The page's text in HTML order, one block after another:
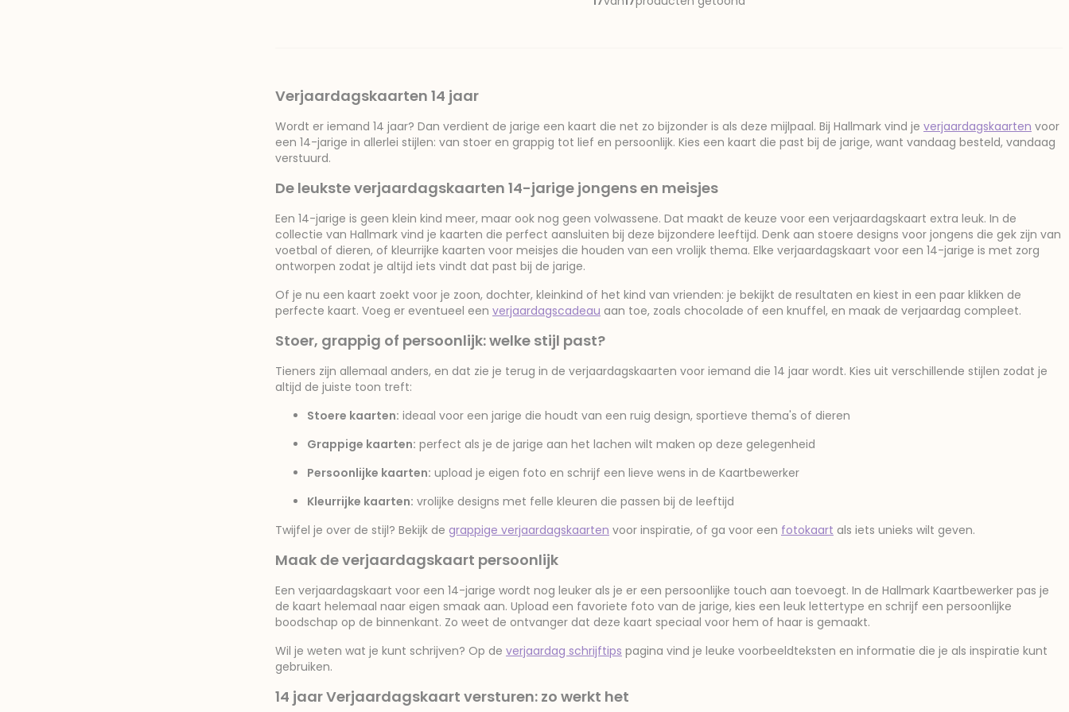
Verjaardagskaarten 14 jaar
Wordt er iemand 14 jaar? Dan verdient de jarige een kaart die net zo bijzonder is als deze mijlpaal. Bij Hallmark vind je verjaardagskaarten voor
een 14-jarige in allerlei stijlen: van stoer en grappig tot lief en persoonlijk. Kies een kaart die past bij de jarige, want vandaag besteld, vandaag
verstuurd.
De leukste verjaardagskaarten 14-jarige jongens en meisjes
Een 14-jarige is geen klein kind meer, maar ook nog geen volwassene. Dat maakt de keuze voor een verjaardagskaart extra leuk. In de
collectie van Hallmark vind je kaarten die perfect aansluiten bij deze bijzondere leeftijd. Denk aan stoere designs voor jongens die gek zijn van
voetbal of dieren, of kleurrijke kaarten voor meisjes die houden van een vrolijk thema. Elke verjaardagskaart voor een 14-jarige is met zorg
ontworpen zodat je altijd iets vindt dat past bij de jarige.
Of je nu een kaart zoekt voor je zoon, dochter, kleinkind of het kind van vrienden: je bekijkt de resultaten en kiest in een paar klikken de
perfecte kaart. Voeg er eventueel een verjaardagscadeau aan toe, zoals chocolade of een knuffel, en maak de verjaardag compleet.
Stoer, grappig of persoonlijk: welke stijl past?
Tieners zijn allemaal anders, en dat zie je terug in de verjaardagskaarten voor iemand die 14 jaar wordt. Kies uit verschillende stijlen zodat je
altijd de juiste toon treft:
Stoere kaarten: ideaal voor een jarige die houdt van een ruig design, sportieve thema's of dieren
Grappige kaarten: perfect als je de jarige aan het lachen wilt maken op deze gelegenheid
Persoonlijke kaarten: upload je eigen foto en schrijf een lieve wens in de Kaartbewerker
Kleurrijke kaarten: vrolijke designs met felle kleuren die passen bij de leeftijd
Twijfel je over de stijl? Bekijk de grappige verjaardagskaarten voor inspiratie, of ga voor een fotokaart als iets unieks wilt geven.
Maak de verjaardagskaart persoonlijk
Een verjaardagskaart voor een 14-jarige wordt nog leuker als je er een persoonlijke touch aan toevoegt. In de Hallmark Kaartbewerker pas je
de kaart helemaal naar eigen smaak aan. Upload een favoriete foto van de jarige, kies een leuk lettertype en schrijf een persoonlijke
boodschap op de binnenkant. Zo weet de ontvanger dat deze kaart speciaal voor hem of haar is gemaakt.
Wil je weten wat je kunt schrijven? Op de verjaardag schrijftips pagina vind je leuke voorbeeldteksten en informatie die je als inspiratie kunt
gebruiken.
14 jaar Verjaardagskaart versturen: zo werkt het